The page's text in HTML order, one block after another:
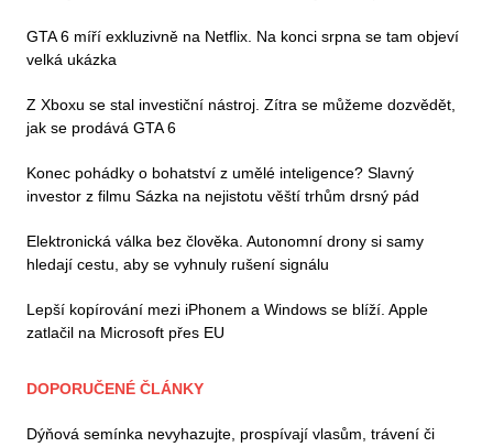
GTA 6 míří exkluzivně na Netflix. Na konci srpna se tam objeví
velká ukázka
Z Xboxu se stal investiční nástroj. Zítra se můžeme dozvědět,
jak se prodává GTA 6
Konec pohádky o bohatství z umělé inteligence? Slavný
investor z filmu Sázka na nejistotu věští trhům drsný pád
Elektronická válka bez člověka. Autonomní drony si samy
hledají cestu, aby se vyhnuly rušení signálu
Lepší kopírování mezi iPhonem a Windows se blíží. Apple
zatlačil na Microsoft přes EU
DOPORUČENÉ ČLÁNKY
Dýňová semínka nevyhazujte, prospívají vlasům, trávení či